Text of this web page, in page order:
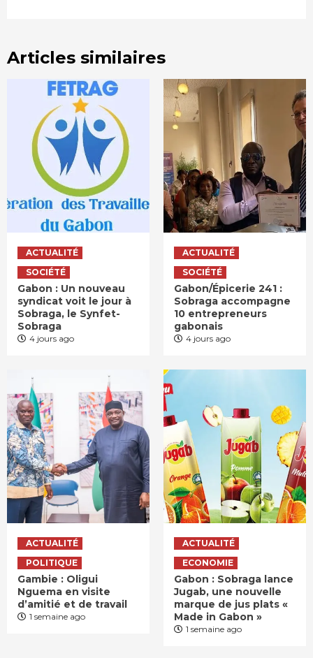
Articles similaires
ACTUALITÉ
SOCIÉTÉ
Gabon : Un nouveau
syndicat voit le jour à
Sobraga, le Synfet-
Sobraga
4 jours ago
ACTUALITÉ
SOCIÉTÉ
Gabon/Épicerie 241 :
Sobraga accompagne
10 entrepreneurs
gabonais
4 jours ago
ACTUALITÉ
POLITIQUE
Gambie : Oligui
Nguema en visite
d’amitié et de travail
1 semaine ago
ACTUALITÉ
ECONOMIE
Gabon : Sobraga lance
Jugab, une nouvelle
marque de jus plats «
Made in Gabon »
1 semaine ago